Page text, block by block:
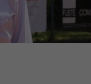
Einstellungen, falls der
dies eingestellt hat.